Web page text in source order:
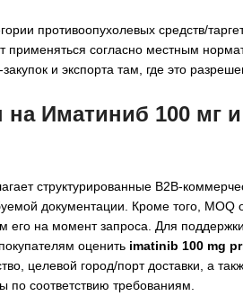
противоопухолевых средств/
применяться согласно местным
и экспорта там, где это
Иматиниб 100 мг
структурированные B2B-
документации. Кроме того, MOQ
его на момент запроса. Для
оценить imatinib 100 mg
целевой город/порт доставки, а
по соответствию требованиям.